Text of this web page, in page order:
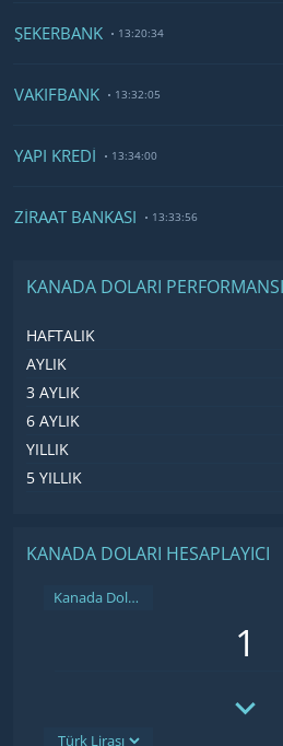
ŞEKERBANK 13:20:34
VAKIFBANK 13:32:05
YAPI KREDİ 13:34:00
ZİRAAT BANKASI 13:33:56
KANADA DOLARI PERFORMANSI
HAFTALIK
AYLIK
3 AYLIK
6 AYLIK
YILLIK
5 YILLIK
KANADA DOLARI HESAPLAYICI
Kanada Doları